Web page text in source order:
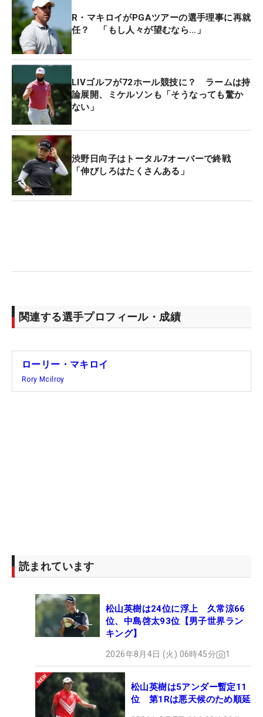
ったという。
昨年のライダーカップと言えば、米国チームの言動
に怒りを覚えたマキロイが、クラブハウス前の駐車
場で米国チーム側のキャディ、ジム・“ボーンズ”・
マッケイに突然、激しく詰め寄り、殴り掛かりそう
な勢いだったマキロイを親友のローリーが必死に止
めて車に押し込んだ「あの出来事」が思い出され
る。
マキロイとローリーは、あの出来事の直後から今大
会出場を考え始めていたと知ったとき、固い友情で
結ばれているこの2人なら、きっと優勝するだろう
「大丈夫。心配ない。18番で取ればいい」
いた場面は、日ごろのPGAツアーでは目にすること
さらに言えば、マキロイとローリーが百戦錬磨であ
るのに対し、ラメイとトレイナーはどちらもプレー
オフを戦うのはキャリア初。そんな2人が感じてい
た緊張とプレッシャーは多大だったようで、どちら
もミスを連発。最後は1メートルのパーパットを沈
てパーで収めていたマキロイ＆ローリー組に勝利を
差し出す形になった。
2人1組でお互いのミスを補い合えるのがチーム戦の
R・マキロイがPGAツアーの選手理事に再就
任？ 「もし人々が望むなら…」
LIVゴルフが72ホール競技に？ ラームは持
論展開、ミケルソンも「そうなっても驚か
ない」
渋野日向子はトータル7オーバーで終戦
「伸びしろはたくさんある」
関連する選手プロフィール・成績
ローリー・マキロイ
Rory Mcilroy
読まれています
松山英樹は24位に浮上 久常涼66
位、中島啓太93位【男子世界ラン
キング】
2026年8月4日 (火) 06時45分 1
松山英樹は5アンダー暫定11
位 第1Rは悪天候のため順延